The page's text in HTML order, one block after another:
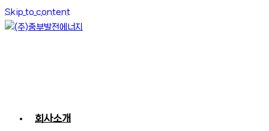
Skip to content
회사소개